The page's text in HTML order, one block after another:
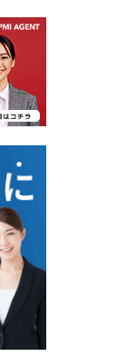
イ
M
&
A
の
相
と
手
順
｜
売
却
価
格
を
最
る